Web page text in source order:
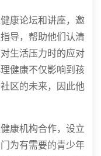
康论坛和讲座，邀
导，帮助他们认清
生活压力时的应对
健康不仅影响到孩
区的未来，因此他
康机构合作，设立
为有需要的青少年